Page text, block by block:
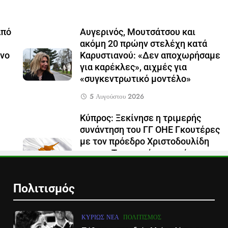
Αυγερινός, Μουτσάτσου και
ακόμη 20 πρώην στελέχη κατά
Καρυστιανού: «Δεν αποχωρήσαμε
για καρέκλες», αιχμές για
«συγκεντρωτικό μοντέλο»
5 Αυγούστου 2026
Κύπρος: Ξεκίνησε η τριμερής
συνάντηση του ΓΓ ΟΗΕ Γκουτέρες
με τον πρόεδρο Χριστοδουλίδη
και τον Τουρκοκύπριο ηγέτη
Πολιτισμός
ΚΥΡΊΩΣ ΝΈΑ ΠΟΛΙΤΙΣΜΌΣ